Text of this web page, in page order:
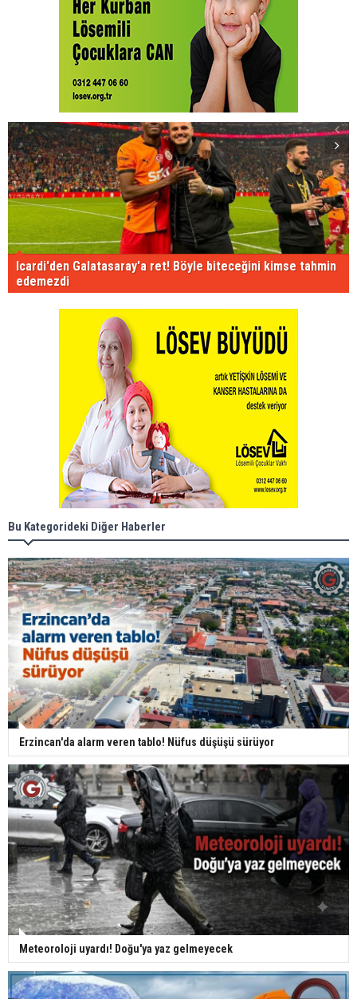
Icardi'den Galatasaray'a ret! Böyle biteceğini kimse tahmin
edemezdi
Bu Kategorideki Diğer Haberler
Erzincan'da alarm veren tablo! Nüfus düşüşü sürüyor
Meteoroloji uyardı! Doğu'ya yaz gelmeyecek